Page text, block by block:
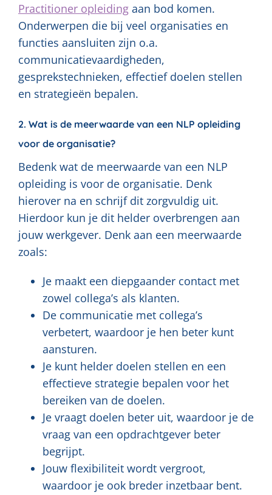
Practitioner opleiding aan bod komen.
Onderwerpen die bij veel organisaties en
functies aansluiten zijn o.a.
communicatievaardigheden,
gesprekstechnieken, effectief doelen stellen
en strategieën bepalen.
2. Wat is de meerwaarde van een NLP opleiding
voor de organisatie?
Bedenk wat de meerwaarde van een NLP
opleiding is voor de organisatie. Denk
hierover na en schrijf dit zorgvuldig uit.
Hierdoor kun je dit helder overbrengen aan
jouw werkgever. Denk aan een meerwaarde
zoals:
Je maakt een diepgaander contact met
zowel collega’s als klanten.
De communicatie met collega’s
verbetert, waardoor je hen beter kunt
aansturen.
Je kunt helder doelen stellen en een
effectieve strategie bepalen voor het
bereiken van de doelen.
Je vraagt doelen beter uit, waardoor je de
vraag van een opdrachtgever beter
begrijpt.
Jouw flexibiliteit wordt vergroot,
waardoor je ook breder inzetbaar bent.